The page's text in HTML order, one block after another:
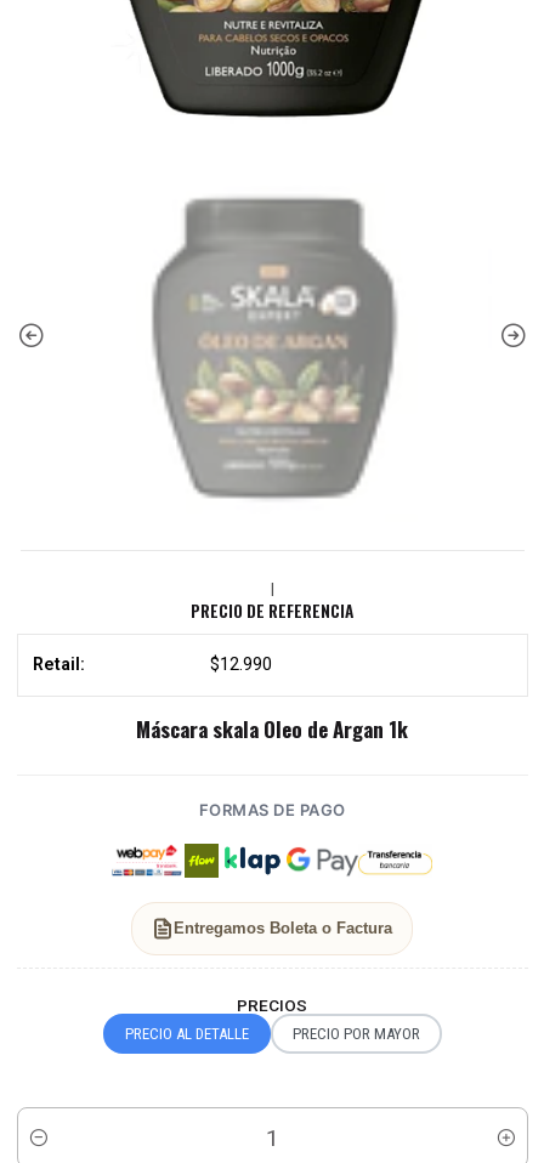
|
PRECIO DE REFERENCIA
Retail: $12.990
Máscara skala Oleo de Argan 1k
FORMAS DE PAGO
Entregamos Boleta o Factura
PRECIOS
PRECIO AL DETALLE PRECIO POR MAYOR
Cantidad